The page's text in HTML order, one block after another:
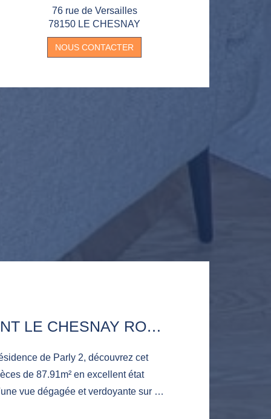
76 rue de Versailles
78150 LE CHESNAY
NOUS CONTACTER
APPARTEMENT LE CHESNAY ROCQUENCOURT 4 PIÈCE(S) 87.91M2
de Parly 2, découvrez cet
de 87.91m² en excellent état
vue dégagée et verdoyante sur un